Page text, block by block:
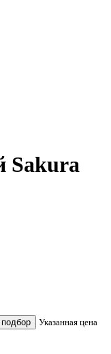
Sakura
Указанная цена